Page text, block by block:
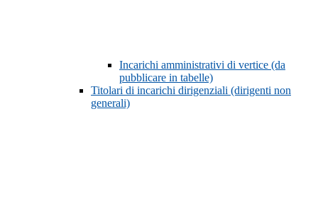
Incarichi amministrativi di vertice (da
pubblicare in tabelle)
Titolari di incarichi dirigenziali (dirigenti non
generali)